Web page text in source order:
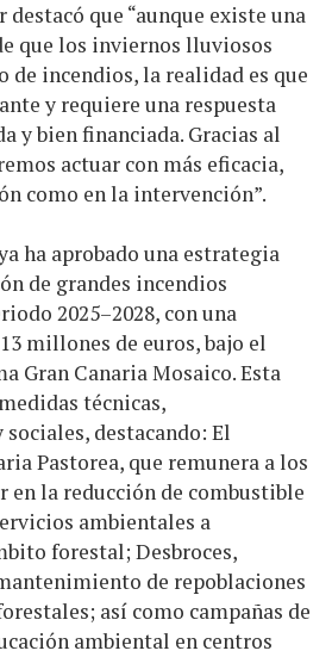
que “aunque existe una
que los inviernos lluviosos
de incendios, la realidad es que
y requiere una respuesta
y bien financiada. Gracias al
actuar con más eficacia,
como en la intervención”.
ha aprobado una estrategia
de grandes incendios
2025–2028, con una
millones de euros, bajo el
Gran Canaria Mosaico. Esta
técnicas,
destacando: El
Pastorea, que remunera a los
en la reducción de combustible
ambientales a
forestal; Desbroces,
de repoblaciones
así como campañas de
ambiental en centros